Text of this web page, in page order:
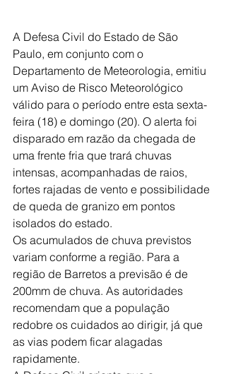
A Defesa Civil do Estado de São
Paulo, em conjunto com o
Departamento de Meteorologia, emitiu
um Aviso de Risco Meteorológico
válido para o período entre esta sexta-
feira (18) e domingo (20). O alerta foi
disparado em razão da chegada de
uma frente fria que trará chuvas
intensas, acompanhadas de raios,
fortes rajadas de vento e possibilidade
de queda de granizo em pontos
isolados do estado.
Os acumulados de chuva previstos
variam conforme a região. Para a
região de Barretos a previsão é de
200mm de chuva. As autoridades
recomendam que a população
redobre os cuidados ao dirigir, já que
as vias podem ficar alagadas
rapidamente.